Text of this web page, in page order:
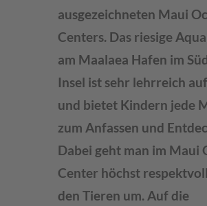
ausgezeichneten Maui
Centers. Das riesige
am Maalaea Hafen im
Insel ist sehr lehrreich
und bietet Kindern jede
zum Anfassen und
Dabei geht man im Maui
Center höchst
den Tieren um. Auf die